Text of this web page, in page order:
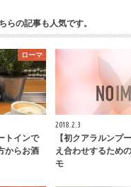
らの記事も人気です。
ローマ
トインで
からお酒
2018.2.3
【初クアラルンプ
え合わせするため
モ